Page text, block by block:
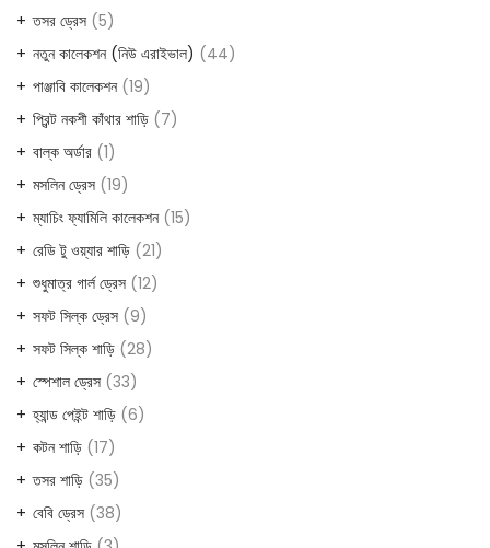
তসর ড্রেস 5
নতুন কালেকশন (নিউ এরাইভাল)
44
পাঞ্জাবি কালেকশন 19
প্রিন্ট নকশী কাঁথার শাড়ি 7
বাল্ক অর্ডার 1
মসলিন ড্রেস 19
ম্যাচিং ফ্যামিলি কালেকশন 15
রেডি টু ওয়্যার শাড়ি 21
শুধুমাত্র গার্ল ড্রেস 12
সফট সিল্ক ড্রেস 9
সফট সিল্ক শাড়ি 28
স্পেশাল ড্রেস 33
হ্যান্ড পেইন্ট শাড়ি 6
কটন শাড়ি 17
তসর শাড়ি 35
বেবি ড্রেস 38